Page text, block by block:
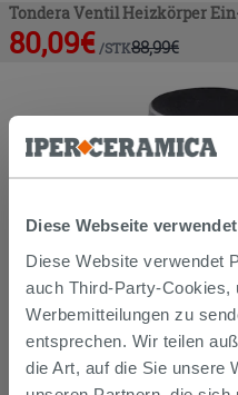
Diese Webseite
Diese Website verwendet
auch Third-Party-Cookies,
Werbemitteilungen zu
entsprechen. Wir teilen
die Art, auf die Sie unsere
Tondera Ventil Heizkörper
80,09€ /STK88,99€